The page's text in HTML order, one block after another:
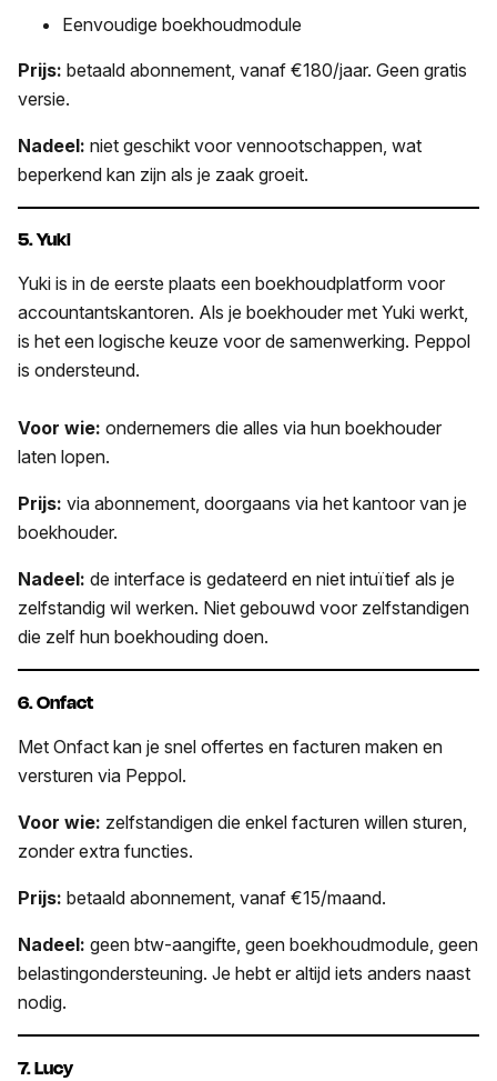
Eenvoudige boekhoudmodule
Prijs: betaald abonnement, vanaf €180/jaar. Geen gratis
versie.
Nadeel: niet geschikt voor vennootschappen, wat
beperkend kan zijn als je zaak groeit.
5. Yuki
Yuki is in de eerste plaats een boekhoudplatform voor
accountantskantoren. Als je boekhouder met Yuki werkt,
is het een logische keuze voor de samenwerking. Peppol
is ondersteund.
Voor wie: ondernemers die alles via hun boekhouder
laten lopen.
Prijs: via abonnement, doorgaans via het kantoor van je
boekhouder.
Nadeel: de interface is gedateerd en niet intuïtief als je
zelfstandig wil werken. Niet gebouwd voor zelfstandigen
die zelf hun boekhouding doen.
6. Onfact
Met Onfact kan je snel offertes en facturen maken en
versturen via Peppol.
Voor wie: zelfstandigen die enkel facturen willen sturen,
zonder extra functies.
Prijs: betaald abonnement, vanaf €15/maand.
Nadeel: geen btw-aangifte, geen boekhoudmodule, geen
belastingondersteuning. Je hebt er altijd iets anders naast
nodig.
7. Lucy